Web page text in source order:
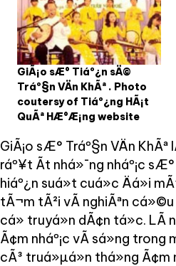
GiÃ¡o sÆ° Tiáº¿n sÄ©
Tráº§n VÄn KhÃª . Photo
coutersy of Tiáº¿ng HÃ¡t
QuÃª HÆ°Æ¡ng website
GiÃ¡o sÆ° Tráº§n VÄn KhÃª
ráº¥t Ã­t nhá»¯ng nháº¡c sÆ°
hiáº¿n suá»t cuá»c Äá»i
tÃ¬m tÃ²i vÃ nghiÃªn cá»©u
cá» truyá»n dÃ¢n tá»c. LÃ
Ã¢m nháº¡c vÃ sá»ng trong
cÃ³ truá»µá»n thá»ng Ã¢m